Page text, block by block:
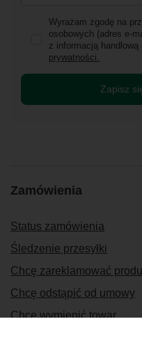
Wyrażam zgodę na
osobowych (adres e-
z informacją
prywatności.
Zapisz
Zamówienia
Status zamówienia
Śledzenie przesyłki
Chcę zareklamować
Chcę odstąpić od umowy
Chcę wymienić towar